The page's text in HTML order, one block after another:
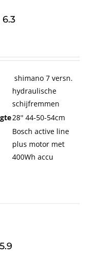
shimano 7 versn.
hydraulische
schijfremmen
28'' 44-50-54cm
Bosch active line
plus motor met
400Wh accu